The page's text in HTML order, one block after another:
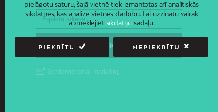
pielāgotu saturu, šajā vietnē tiek izmantotas arī analītiskās
sīkdatnes, kas analizē vietnes darbību. Lai uzzinātu vairāk
apmeklējiet sīkdatņusadaļu.
PIEKRĪTU NEPIEKRĪTU